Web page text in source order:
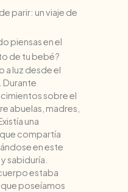
parir: un viaje de
piensas en el
de tu bebé?
a luz desde el
Durante
sobre el
abuelas, madres,
una
compartía
en este
sabiduría.
estaba
poseíamos